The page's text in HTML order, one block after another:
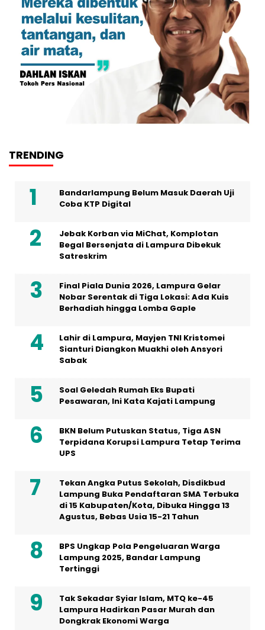
TRENDING
Bandarlampung Belum Masuk Daerah Uji
Coba KTP Digital
Jebak Korban via MiChat, Komplotan
Begal Bersenjata di Lampura Dibekuk
Satreskrim
Final Piala Dunia 2026, Lampura Gelar
Nobar Serentak di Tiga Lokasi: Ada Kuis
Berhadiah hingga Lomba Gaple
Lahir di Lampura, Mayjen TNI Kristomei
Sianturi Diangkon Muakhi oleh Ansyori
Sabak
Soal Geledah Rumah Eks Bupati
Pesawaran, Ini Kata Kajati Lampung
BKN Belum Putuskan Status, Tiga ASN
Terpidana Korupsi Lampura Tetap Terima
UPS
Tekan Angka Putus Sekolah, Disdikbud
Lampung Buka Pendaftaran SMA Terbuka
di 15 Kabupaten/Kota, Dibuka Hingga 13
Agustus, Bebas Usia 15-21 Tahun
BPS Ungkap Pola Pengeluaran Warga
Lampung 2025, Bandar Lampung
Tertinggi
Tak Sekadar Syiar Islam, MTQ ke-45
Lampura Hadirkan Pasar Murah dan
Dongkrak Ekonomi Warga